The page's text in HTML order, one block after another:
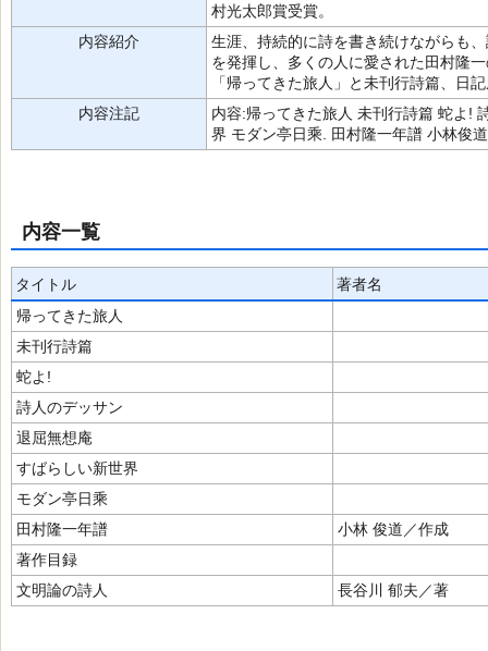
村光太郎賞受賞。
内容紹介
生涯、持続的に詩を書き続けながらも
を発揮し、多くの人に愛された田村隆
「帰ってきた旅人」と未刊行詩篇、日
内容注記
内容:帰ってきた旅人 未刊行詩篇 蛇よ!
界 モダン亭日乘. 田村隆一年譜 小林俊
内容一覧
タイトル
著者名
帰ってきた旅人
未刊行詩篇
蛇よ!
詩人のデッサン
退屈無想庵
すばらしい新世界
モダン亭日乘
田村隆一年譜
小林 俊道／作成
著作目録
文明論の詩人
長谷川 郁夫／著